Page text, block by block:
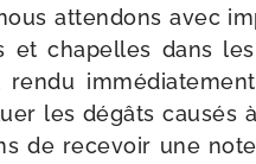
atten­dons avec
et cha­pelles dans
ren­du
les dégâts cau­sés
de rece­voir une